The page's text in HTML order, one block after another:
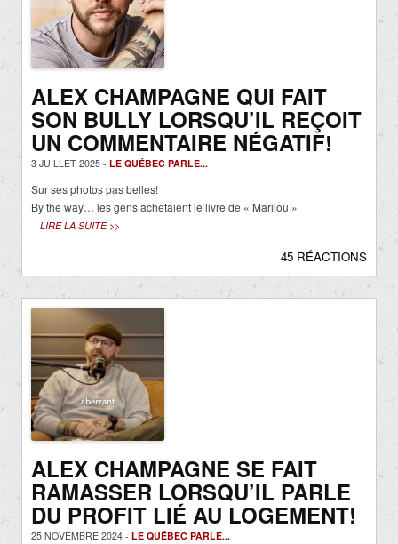
ALEX CHAMPAGNE QUI FAIT
SON BULLY LORSQU’IL REÇOIT
UN COMMENTAIRE NÉGATIF!
3 JUILLET 2025 - LE QUÉBEC PARLE...
Sur ses photos pas belles!
By the way… les gens achetaient le livre de « Marilou »
LIRE LA SUITE >>
45 RÉACTIONS
ALEX CHAMPAGNE SE FAIT
RAMASSER LORSQU’IL PARLE
DU PROFIT LIÉ AU LOGEMENT!
25 NOVEMBRE 2024 - LE QUÉBEC PARLE...